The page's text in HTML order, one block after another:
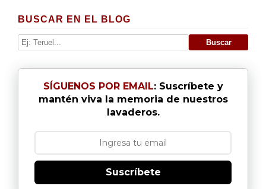
BUSCAR EN EL BLOG
SÍGUENOS POR EMAIL: Suscríbete y
mantén viva la memoria de nuestros
lavaderos.
Suscríbete